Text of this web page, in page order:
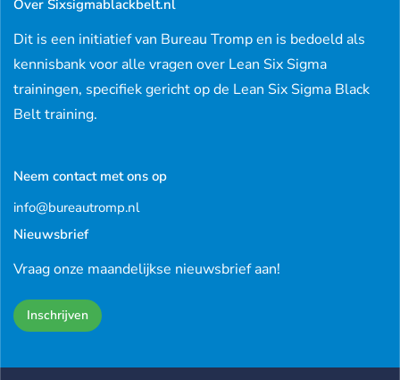
Over Sixsigmablackbelt.nl
Dit is een initiatief van Bureau Tromp en is bedoeld als
kennisbank voor alle vragen over Lean Six Sigma
trainingen, specifiek gericht op de Lean Six Sigma Black
Belt training.
Neem contact met ons op
info@bureautromp.nl
Nieuwsbrief
Vraag onze maandelijkse nieuwsbrief aan!
Inschrijven